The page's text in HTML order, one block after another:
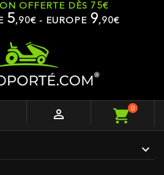
OFFERTE DÈS 75€
5,90€ - EUROPE 9,90€
 0